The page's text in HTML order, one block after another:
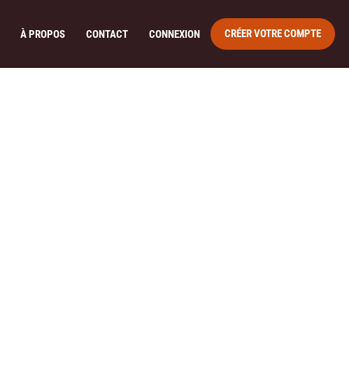
À PROPOS CONTACT CONNEXION CRÉER VOTRE COMPTE